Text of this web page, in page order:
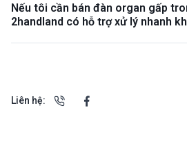
Nếu tôi cần bán đàn organ gấp
2handland có hỗ trợ xử lý nhanh
Liên hệ: